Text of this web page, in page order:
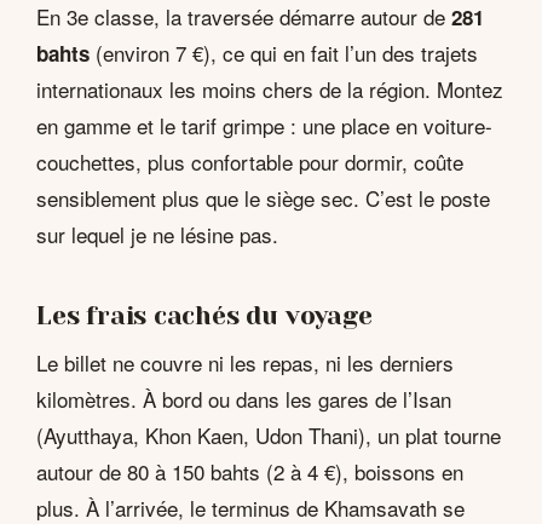
En 3e classe, la traversée démarre autour de 281
bahts (environ 7 €), ce qui en fait l’un des trajets
internationaux les moins chers de la région. Montez
en gamme et le tarif grimpe : une place en voiture-
couchettes, plus confortable pour dormir, coûte
sensiblement plus que le siège sec. C’est le poste
sur lequel je ne lésine pas.
Les frais cachés du voyage
Le billet ne couvre ni les repas, ni les derniers
kilomètres. À bord ou dans les gares de l’Isan
(Ayutthaya, Khon Kaen, Udon Thani), un plat tourne
autour de 80 à 150 bahts (2 à 4 €), boissons en
plus. À l’arrivée, le terminus de Khamsavath se